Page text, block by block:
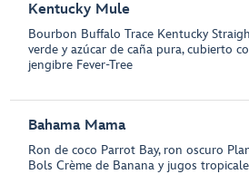
Kentucky Mule
Bourbon Buffalo Trace Kentucky
verde y azúcar de caña pura, cubierto
jengibre Fever-Tree
Bahama Mama
Ron de coco Parrot Bay, ron oscuro
Bols Crème de Banana y jugos